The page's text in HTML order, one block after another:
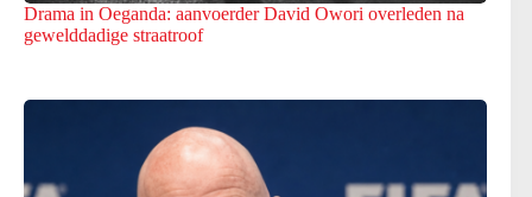
Drama in Oeganda: aanvoerder David Owori overleden na
gewelddadige straatroof